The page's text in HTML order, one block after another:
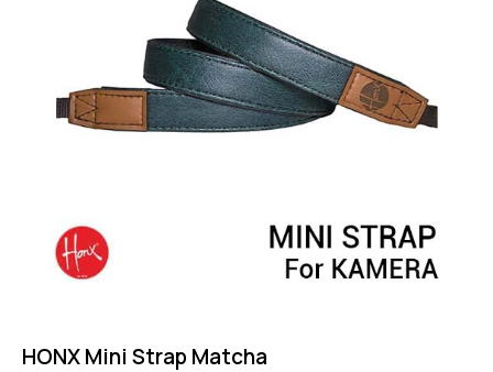
HONX Mini Strap Matcha